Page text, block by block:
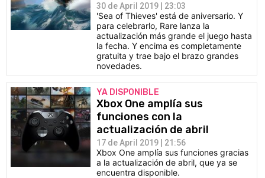
30 de April 2019 | 23:03
'Sea of Thieves' está de aniversario. Y
para celebrarlo, Rare lanza la
actualización más grande el juego hasta
la fecha. Y encima es completamente
gratuita y trae bajo el brazo grandes
novedades.
YA DISPONIBLE
Xbox One amplía sus
funciones con la
actualización de abril
17 de April 2019 | 21:56
Xbox One amplía sus funciones gracias
a la actualización de abril, que ya se
encuentra disponible.